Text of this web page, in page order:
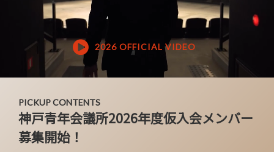
2026 OFFICIAL VIDEO
PICKUP CONTENTS
神戸青年会議所2026年度仮入会メンバー
募集開始！